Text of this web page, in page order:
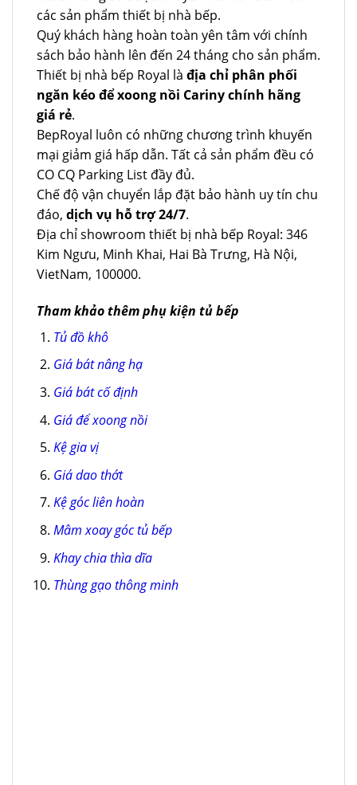
các sản phẩm thiết bị nhà bếp.
Quý khách hàng hoàn toàn yên tâm với chính
sách bảo hành lên đến 24 tháng cho sản phẩm.
Thiết bị nhà bếp Royal là địa chỉ phân phối
ngăn kéo để xoong nồi Cariny chính hãng
giá rẻ.
BepRoyal luôn có những chương trình khuyến
mại giảm giá hấp dẫn. Tất cả sản phẩm đều có
CO CQ Parking List đầy đủ.
Chế độ vận chuyển lắp đặt bảo hành uy tín chu
đáo, dịch vụ hỗ trợ 24/7.
Địa chỉ showroom thiết bị nhà bếp Royal: 346
Kim Ngưu, Minh Khai, Hai Bà Trưng, Hà Nội,
VietNam, 100000.
Tham khảo thêm phụ kiện tủ bếp
Tủ đồ khô
Giá bát nâng hạ
Giá bát cố định
Giá để xoong nồi
Kệ gia vị
Giá dao thớt
Kệ góc liên hoàn
Mâm xoay góc tủ bếp
Khay chia thìa dĩa
Thùng gạo thông minh